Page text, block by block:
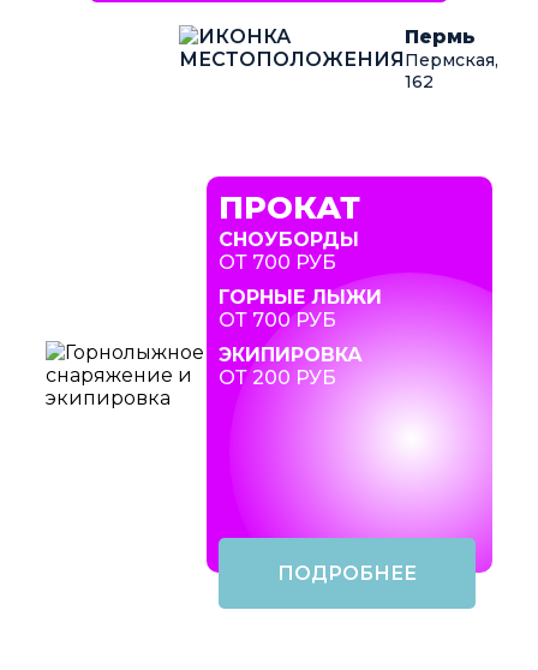
Пермь
Пермская,
162
ПРОКАТ
СНОУБОРДЫ
ОТ 700 РУБ
ГОРНЫЕ ЛЫЖИ
ОТ 700 РУБ
ЭКИПИРОВКА
ОТ 200 РУБ
ПОДРОБНЕЕ